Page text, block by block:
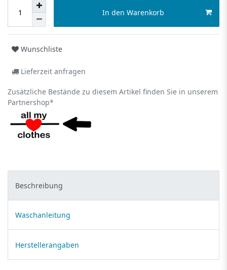
In den Warenkorb
Wunschliste
Lieferzeit anfragen
Zusätzliche Bestände zu diesem Artikel finden Sie in unserem
Partnershop*
Beschreibung
Waschanleitung
Herstellerangaben